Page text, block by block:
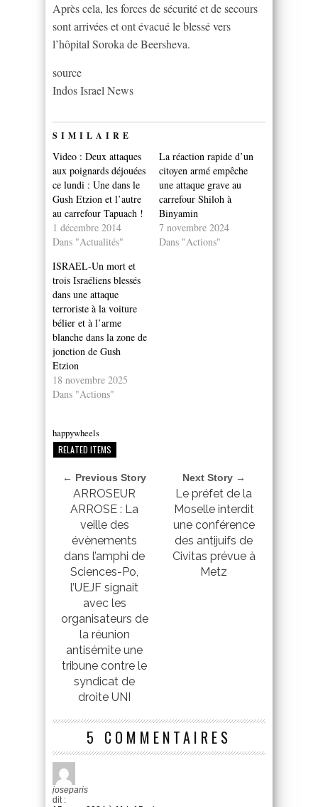
Après cela, les forces de sécurité et de secours
sont arrivées et ont évacué le blessé vers
l’hôpital Soroka de Beersheva.
source
Indos Israel News
SIMILAIRE
Video : Deux attaques
aux poignards déjouées
ce lundi : Une dans le
Gush Etzion et l’autre
au carrefour Tapuach !
1 décembre 2014
Dans "Actualités"
La réaction rapide d’un
citoyen armé empêche
une attaque grave au
carrefour Shiloh à
Binyamin
7 novembre 2024
Dans "Actions"
ISRAEL-Un mort et
trois Israéliens blessés
dans une attaque
terroriste à la voiture
bélier et à l’arme
blanche dans la zone de
jonction de Gush
Etzion
18 novembre 2025
Dans "Actions"
happywheels
RELATED ITEMS
← Previous Story
ARROSEUR
ARROSE : La
veille des
évènements
dans l’amphi de
Sciences-Po,
l’UEJF signait
avec les
organisateurs de
la réunion
antisémite une
tribune contre le
syndicat de
droite UNI
Next Story →
Le préfet de la
Moselle interdit
une conférence
des antijuifs de
Civitas prévue à
Metz
5 COMMENTAIRES
joseparis
dit :